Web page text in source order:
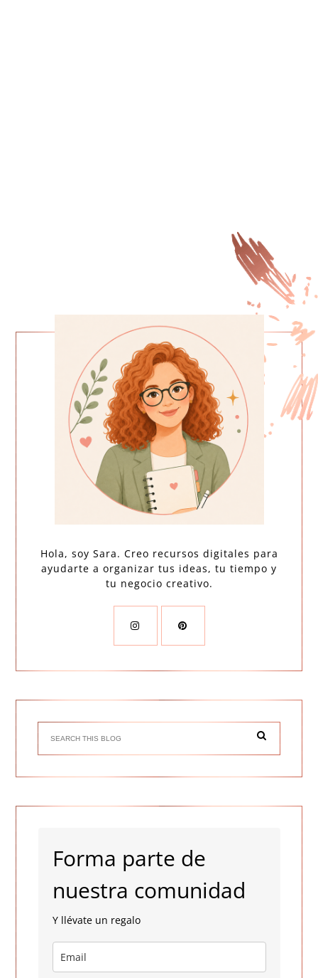
Hola, soy Sara. Creo recursos digitales para
ayudarte a organizar tus ideas, tu tiempo y
tu negocio creativo.
Forma parte de
nuestra comunidad
Y llévate un regalo